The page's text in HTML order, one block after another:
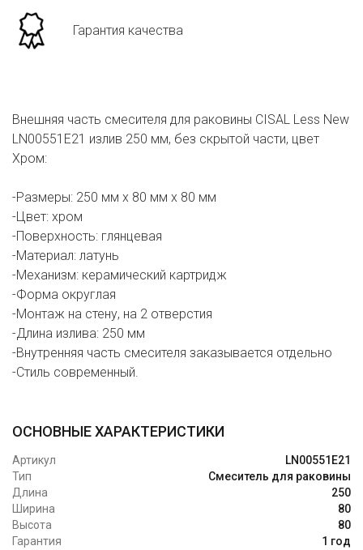
Гарантия качества
Внешняя часть смесителя для раковины CISAL Less New
LN00551E21 излив 250 мм, без скрытой части, цвет
Хром:
-Размеры: 250 мм х 80 мм х 80 мм
-Цвет: хром
-Поверхность: глянцевая
-Материал: латунь
-Механизм: керамический картридж
-Форма округлая
-Монтаж на стену, на 2 отверстия
-Длина излива: 250 мм
-Внутренняя часть смесителя заказывается отдельно
-Стиль современный.
ОСНОВНЫЕ ХАРАКТЕРИСТИКИ
Артикул
LN00551E21
Тип
Смеситель для раковины
Длина
250
Ширина
80
Высота
80
Гарантия
1 год